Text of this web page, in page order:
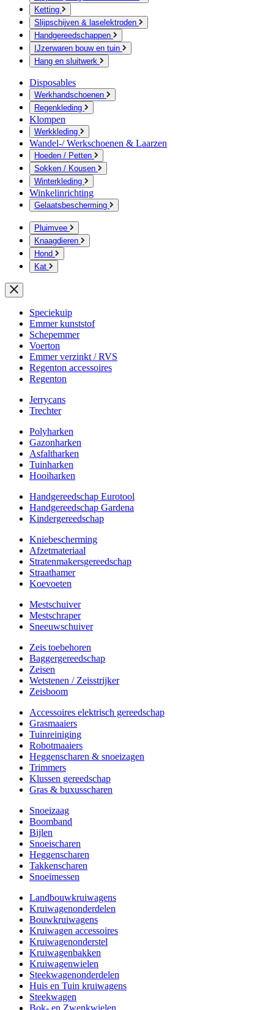
Ketting
Slijpschijven & laselektroden
Handgereedschappen
IJzerwaren bouw en tuin
Hang en sluitwerk
Disposables
Werkhandschoenen
Regenkleding
Klompen
Werkkleding
Wandel-/ Werkschoenen & Laarzen
Hoeden / Petten
Sokken / Kousen
Winterkleding
Winkelinrichting
Gelaatsbescherming
Pluimvee
Knaagdieren
Hond
Kat
Speciekuip
Emmer kunststof
Schepemmer
Voerton
Emmer verzinkt / RVS
Regenton accessoires
Regenton
Jerrycans
Trechter
Polyharken
Gazonharken
Asfaltharken
Tuinharken
Hooiharken
Handgereedschap Eurotool
Handgereedschap Gardena
Kindergereedschap
Kniebescherming
Afzetmateriaal
Stratenmakersgereedschap
Straathamer
Koevoeten
Mestschuiver
Mestschraper
Sneeuwschuiver
Zeis toebehoren
Baggergereedschap
Zeisen
Wetstenen / Zeisstrijker
Zeisboom
Accessoires elektrisch gereedschap
Grasmaaiers
Tuinreiniging
Robotmaaiers
Heggenscharen & snoeizagen
Trimmers
Klussen gereedschap
Gras & buxusscharen
Snoeizaag
Boomband
Bijlen
Snoeischaren
Heggenscharen
Takkenscharen
Snoeimessen
Landbouwkruiwagens
Kruiwagenonderdelen
Bouwkruiwagens
Kruiwagen accessoires
Kruiwagenonderstel
Kruiwagenbakken
Kruiwagenwielen
Steekwagenonderdelen
Huis en Tuin kruiwagens
Steekwagen
Bok- en Zwenkwielen